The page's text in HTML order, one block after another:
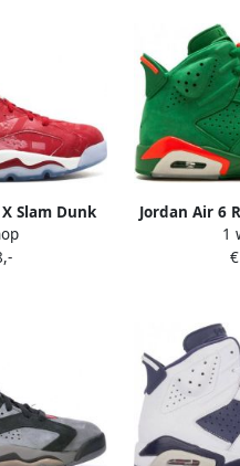
Slam Dunk
Jordan Air 6
1